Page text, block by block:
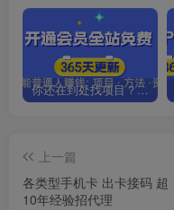
你还在到处找项目？还在当韭菜？我靠卖项目一个月收入5万+，曾经我也是个失败者。
上一篇
各类型手机卡 出卡接码 超
10年经验招代理